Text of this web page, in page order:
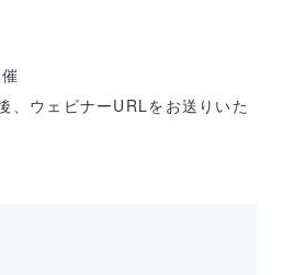
、ウェビナーURLをお送りいた